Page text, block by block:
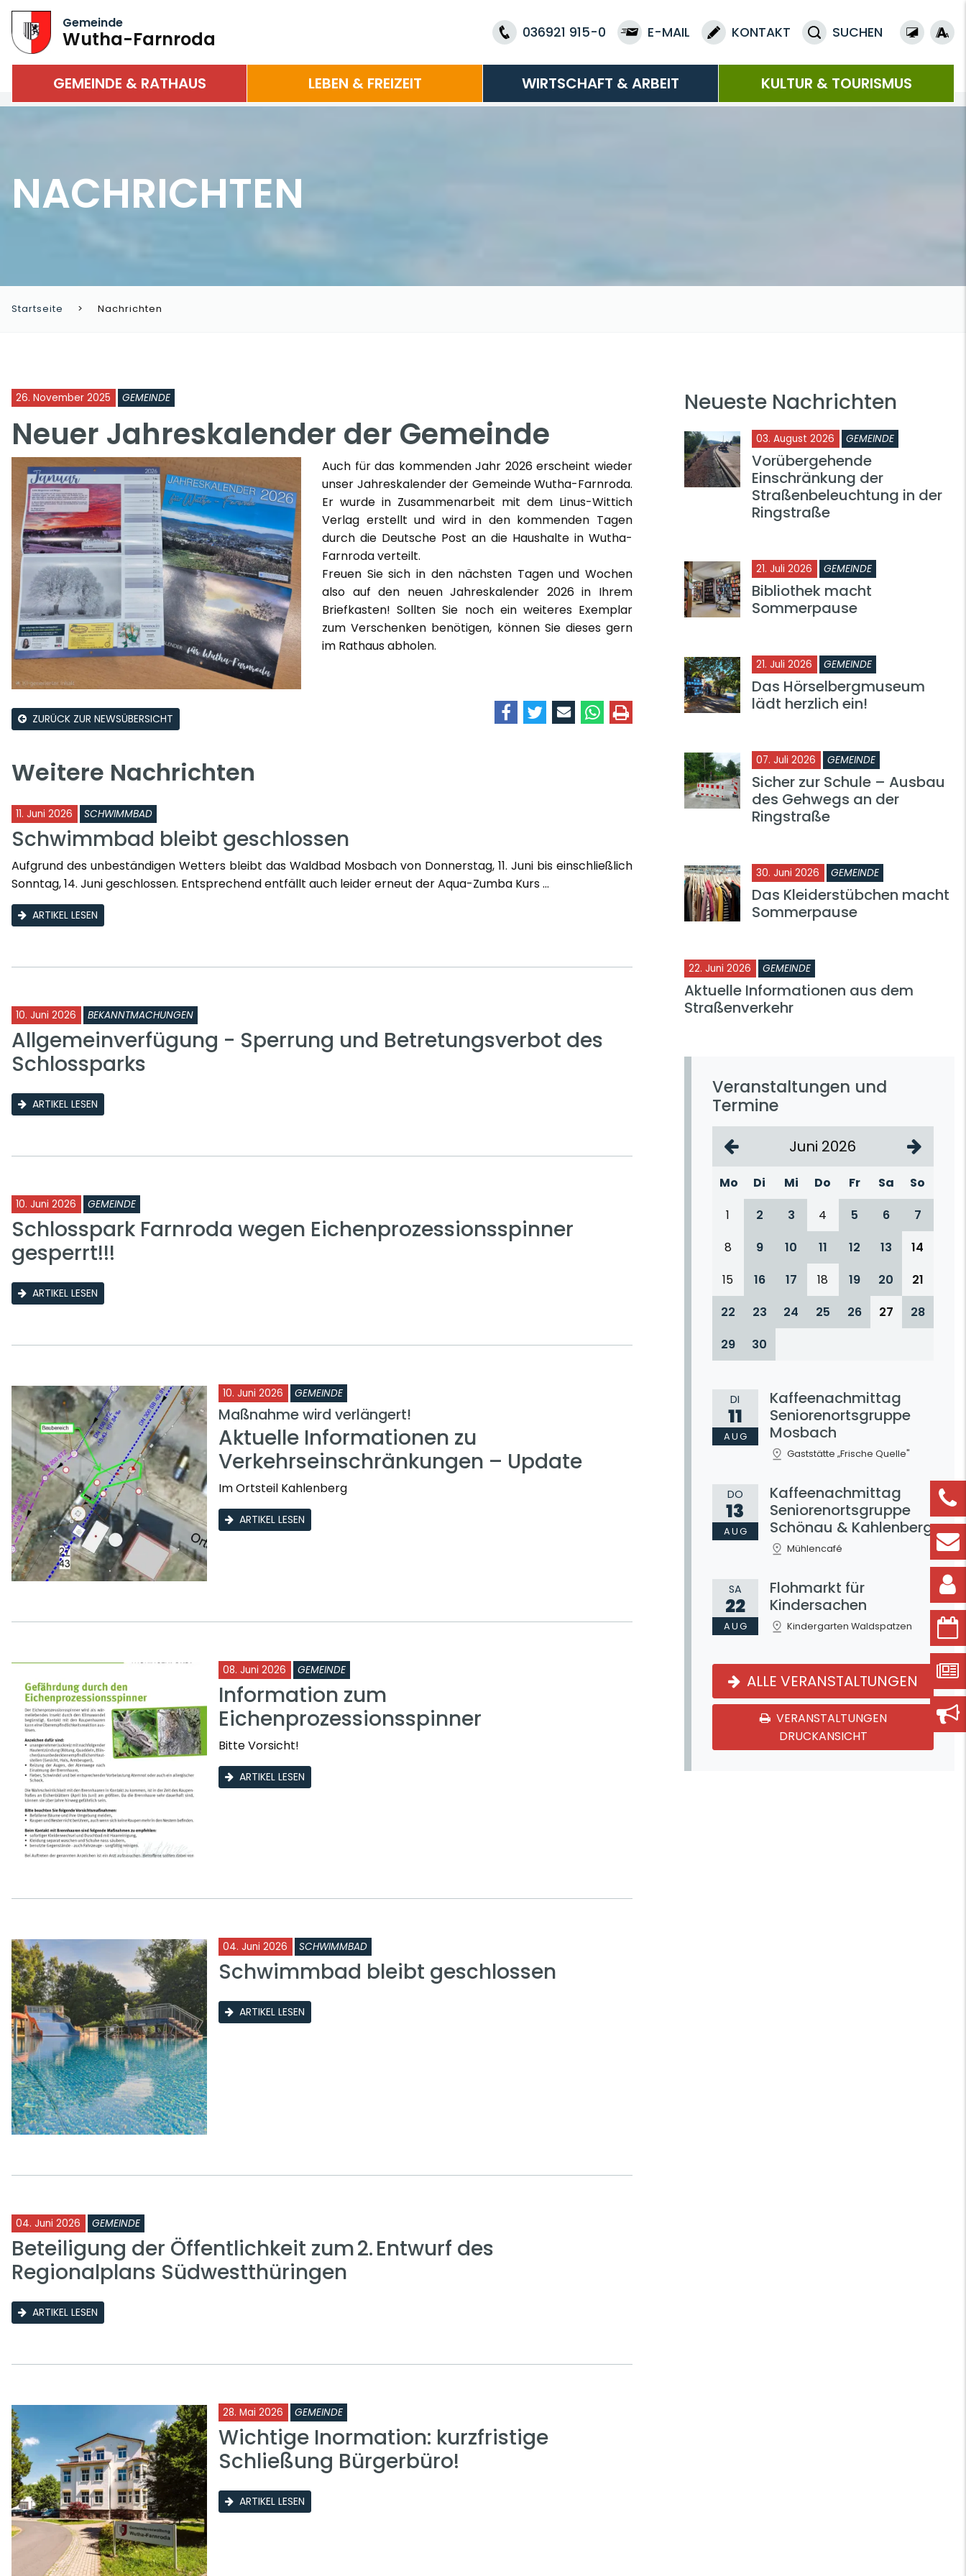
Gemeinde
Wutha-Farnroda 036921 915-0 E-MAIL KONTAKT SUCHEN
GEMEINDE & RATHAUS LEBEN & FREIZEIT WIRTSCHAFT & ARBEIT KULTUR & TOURISMUS
NACHRICHTEN
Startseite Nachrichten
26. November 2025 GEMEINDE
Neuer Jahreskalender der Gemeinde
Auch für das kommenden Jahr 2026 erscheint wieder
unser Jahreskalender der Gemeinde Wutha-Farnroda.
Er wurde in Zusammenarbeit mit dem Linus-Wittich
Verlag erstellt und wird in den kommenden Tagen
durch die Deutsche Post an die Haushalte in Wutha-
Farnroda verteilt.
Freuen Sie sich in den nächsten Tagen und Wochen
also auf den neuen Jahreskalender 2026 in Ihrem
Briefkasten! Sollten Sie noch ein weiteres Exemplar
zum Verschenken benötigen, können Sie dieses gern
im Rathaus abholen.
ZURÜCK ZUR NEWSÜBERSICHT
Weitere Nachrichten
11. Juni 2026 SCHWIMMBAD
Schwimmbad bleibt geschlossen
Aufgrund des unbeständigen Wetters bleibt das Waldbad Mosbach von Donnerstag, 11. Juni bis einschließlich
Sonntag, 14. Juni geschlossen. Entsprechend entfällt auch leider erneut der Aqua-Zumba Kurs ...
ARTIKEL LESEN
10. Juni 2026 BEKANNTMACHUNGEN
Allgemeinverfügung - Sperrung und Betretungsverbot des
Schlossparks
ARTIKEL LESEN
10. Juni 2026 GEMEINDE
Schlosspark Farnroda wegen Eichenprozessionsspinner
gesperrt!!!
ARTIKEL LESEN
10. Juni 2026 GEMEINDE
Maßnahme wird verlängert!
Aktuelle Informationen zu
Verkehrseinschränkungen – Update
Im Ortsteil Kahlenberg
ARTIKEL LESEN
08. Juni 2026 GEMEINDE
Information zum
Eichenprozessionsspinner
Bitte Vorsicht!
ARTIKEL LESEN
04. Juni 2026 SCHWIMMBAD
Schwimmbad bleibt geschlossen
ARTIKEL LESEN
04. Juni 2026 GEMEINDE
Beteiligung der Öffentlichkeit zum 2. Entwurf des
Regionalplans Südwestthüringen
ARTIKEL LESEN
28. Mai 2026 GEMEINDE
Wichtige Inormation: kurzfristige
Schließung Bürgerbüro!
ARTIKEL LESEN
Neueste Nachrichten
03. August 2026 GEMEINDE
Vorübergehende
Einschränkung der
Straßenbeleuchtung in der
Ringstraße
21. Juli 2026 GEMEINDE
Bibliothek macht
Sommerpause
21. Juli 2026 GEMEINDE
Das Hörselbergmuseum
lädt herzlich ein!
07. Juli 2026 GEMEINDE
Sicher zur Schule – Ausbau
des Gehwegs an der
Ringstraße
30. Juni 2026 GEMEINDE
Das Kleiderstübchen macht
Sommerpause
22. Juni 2026 GEMEINDE
Aktuelle Informationen aus dem
Straßenverkehr
Veranstaltungen und
Termine
Juni 2026
Mo Di Mi Do Fr Sa
So
1
2 3 4 5 6
7
8
9 10 11 12 13
14
15
16 17 18 19 20
21
22
23 24 25 26 27
28
29
30
DI
11
AUG
Kaffeenachmittag
Seniorenortsgruppe
Mosbach
Gaststätte „Frische Quelle"
DO
13
AUG
Kaffeenachmittag
Seniorenortsgruppe
Schönau & Kahlenberg
Mühlencafé
SA
22
AUG
Flohmarkt für
Kindersachen
Kindergarten Waldspatzen
ALLE VERANSTALTUNGEN
VERANSTALTUNGEN
DRUCKANSICHT